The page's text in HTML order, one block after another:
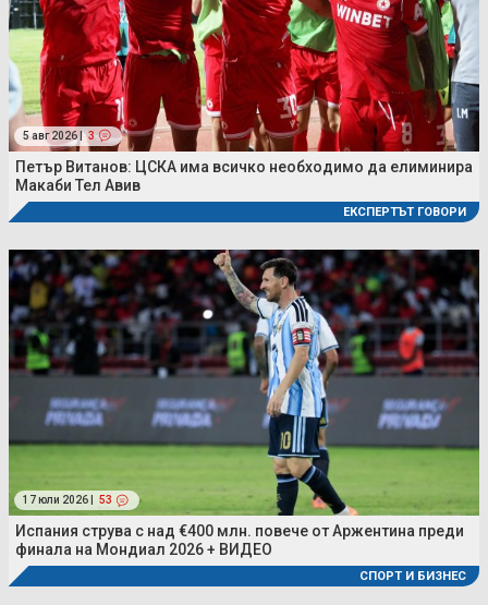
5 авг 2026 | 3
Петър Витанов: ЦСКА има всичко необходимо да елиминира
Макаби Тел Авив
ЕКСПЕРТЪТ ГОВОРИ
17 юли 2026 | 53
Испания струва с над €400 млн. повече от Аржентина преди
финала на Мондиал 2026 + ВИДЕО
СПОРТ И БИЗНЕС